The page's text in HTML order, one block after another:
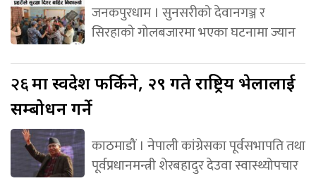
जनकपुरधाम । सुनसरीको देवानगञ्ज र
सिरहाको गोलबजारमा भएका घटनामा ज्यान
२६मा स्वदेश फर्किने, २९ गते राष्ट्रिय भेलालाई
सम्बोधन गर्ने
काठमाडौं । नेपाली कांग्रेसका पूर्वसभापति तथा
पूर्वप्रधानमन्त्री शेरबहादुर देउवा स्वास्थ्योपचार